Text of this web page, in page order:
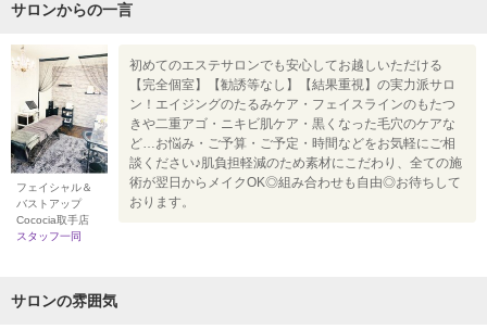
サロンからの一言
フェイシャル＆
バストアップ
Cococia取手店
スタッフ一同
初めてのエステサロンでも安心してお越しいただける
【完全個室】【勧誘等なし】【結果重視】の実力派サロ
ン！エイジングのたるみケア・フェイスラインのもたつ
きや二重アゴ・ニキビ肌ケア・黒くなった毛穴のケアな
ど…お悩み・ご予算・ご予定・時間などをお気軽にご相
談ください♪肌負担軽減のため素材にこだわり、全ての施
術が翌日からメイクOK◎組み合わせも自由◎お待ちして
おります。
サロンの雰囲気